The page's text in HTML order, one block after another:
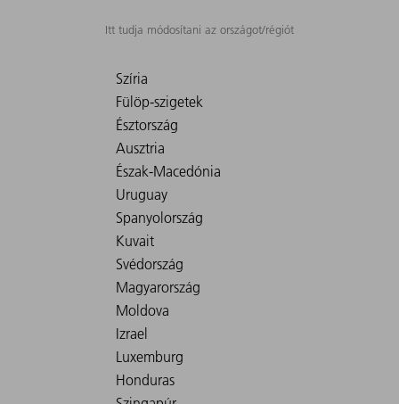
Itt tudja módosítani az országot/régiót